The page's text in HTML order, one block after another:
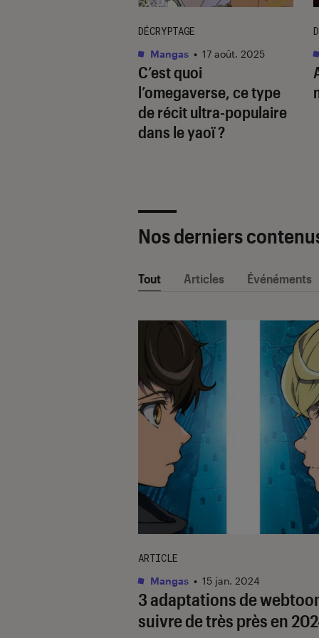
C’est quoi
l’omegaverse, ce type
de récit ultra-populaire
dans le yaoï ?
DÉCRYPTAGE
Mangas • 17 août. 2025
Nos derniers
Tout Articles Événéments
3 adaptations de
suivre de très près en
ARTICLE
Mangas • 15 jan. 2024